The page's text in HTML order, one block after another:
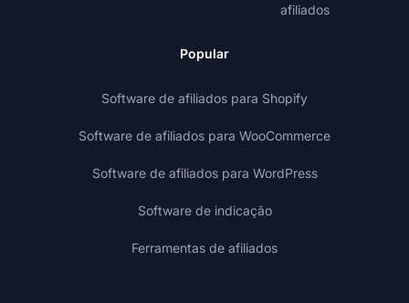
afiliados
Popular
Software de afiliados para Shopify
Software de afiliados para WooCommerce
Software de afiliados para WordPress
Software de indicação
Ferramentas de afiliados